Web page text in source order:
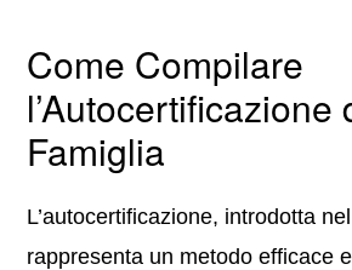
Come Compilare
l’Autocertificazione
Famiglia
L’autocertificazione, introdotta
rappresenta un metodo efficace